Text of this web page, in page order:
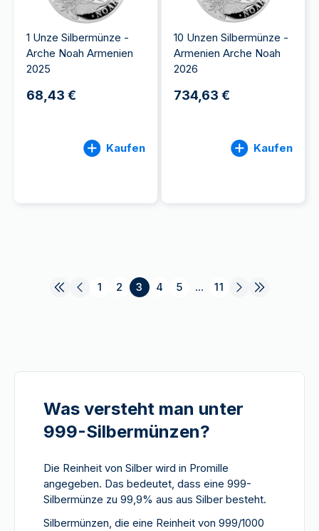
1 Unze Silbermünze -
Arche Noah Armenien
2025
68,43 €
Kaufen
10 Unzen Silbermünze -
Armenien Arche Noah
2026
734,63 €
Kaufen
1 2 3 4 5 ... 11
Was versteht man unter
999-Silbermünzen?
Die Reinheit von Silber wird in Promille
angegeben. Das bedeutet, dass eine 999-
Silbermünze zu 99,9% aus aus Silber besteht.
Silbermünzen, die eine Reinheit von 999/1000